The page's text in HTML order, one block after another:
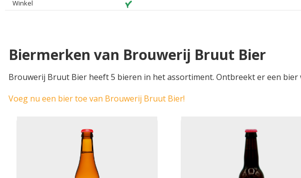
Winkel
Biermerken van Brouwerij Bruut Bier
Brouwerij Bruut Bier heeft 5 bieren in het assortiment. Ontbreekt er een bier
Voeg nu een bier toe van Brouwerij Bruut Bier!